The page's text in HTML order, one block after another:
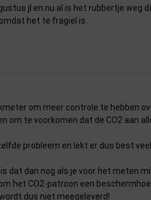
jl en nu al is het rubbertje weg
het te fragiel is.
om meer controle te hebben
om te voorkomen dat de CO2 aan
probleem en lekt er dus best
dat dan nog als je voor het meten
het CO2-patroon een
dus niet meegeleverd!